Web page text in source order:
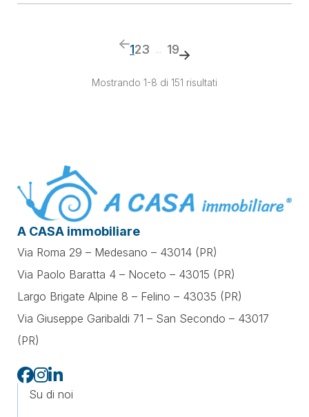
123 ... 19
Mostrando 1-8 di 151 risultati
A CASA immobiliare
Via Roma 29 – Medesano – 43014 (PR)
Via Paolo Baratta 4 – Noceto – 43015 (PR)
Largo Brigate Alpine 8 – Felino – 43035 (PR)
Via Giuseppe Garibaldi 71 – San Secondo – 43017
(PR)
Su di noi